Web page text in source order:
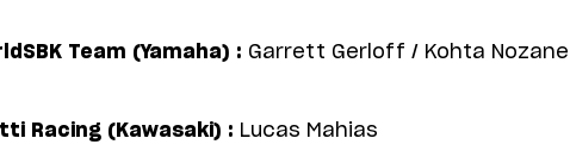
Team (Yamaha) : Garrett Gerloff / Kohta Nozane
Racing (Kawasaki) : Lucas Mahias